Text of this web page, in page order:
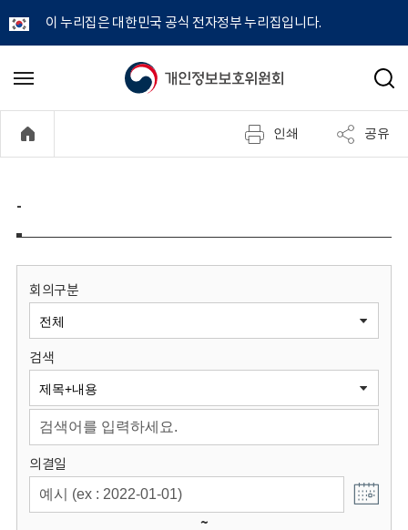
이 누리집은 대한민국 공식 전자정부 누리집입니다.
개
정
보
원
회
메
기
검
인쇄 공유
-
회의구분
검색
의결일
~